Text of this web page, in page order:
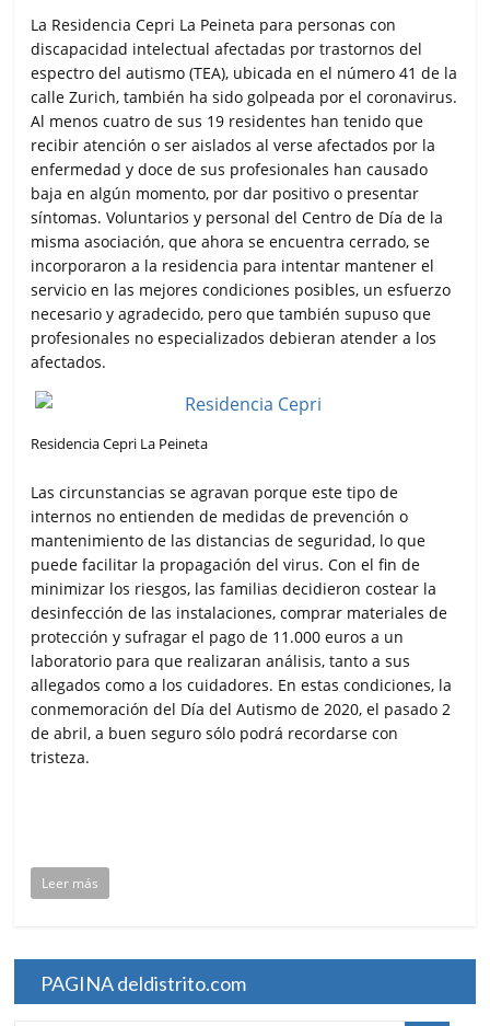
La Residencia Cepri La Peineta para personas con
discapacidad intelectual afectadas por trastornos del
espectro del autismo (TEA), ubicada en el número 41 de la
calle Zurich, también ha sido golpeada por el coronavirus.
Al menos cuatro de sus 19 residentes han tenido que
recibir atención o ser aislados al verse afectados por la
enfermedad y doce de sus profesionales han causado
baja en algún momento, por dar positivo o presentar
síntomas. Voluntarios y personal del Centro de Día de la
misma asociación, que ahora se encuentra cerrado, se
incorporaron a la residencia para intentar mantener el
servicio en las mejores condiciones posibles, un esfuerzo
necesario y agradecido, pero que también supuso que
profesionales no especializados debieran atender a los
afectados.
Residencia Cepri La Peineta
Las circunstancias se agravan porque este tipo de
internos no entienden de medidas de prevención o
mantenimiento de las distancias de seguridad, lo que
puede facilitar la propagación del virus. Con el fin de
minimizar los riesgos, las familias decidieron costear la
desinfección de las instalaciones, comprar materiales de
protección y sufragar el pago de 11.000 euros a un
laboratorio para que realizaran análisis, tanto a sus
allegados como a los cuidadores. En estas condiciones, la
conmemoración del Día del Autismo de 2020, el pasado 2
de abril, a buen seguro sólo podrá recordarse con
tristeza.
Leer más
PAGINA deldistrito.com